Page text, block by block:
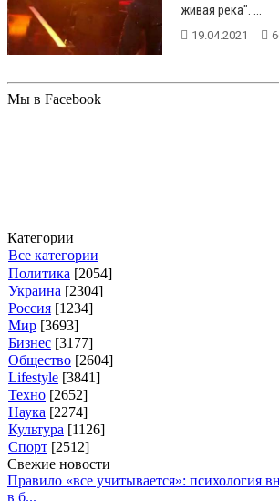
живая река". ...
19.04.2021
Мы в Facebook
Категории
Все категории
Политика [2054]
Украина [2304]
Россия [1234]
Мир [3693]
Бизнес [3177]
Общество [2604]
Lifestyle [3841]
Техно [2652]
Наука [2274]
Культура [1126]
Спорт [2512]
Свежие новости
Правило «все учитывается»: психология
в б...